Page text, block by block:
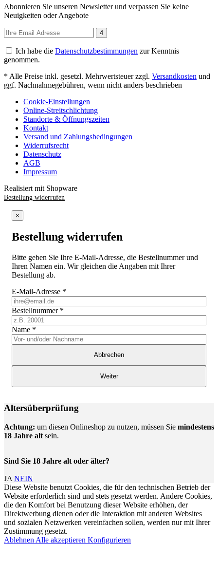
Abonnieren Sie unseren Newsletter und verpassen Sie keine
Neuigkeiten oder Angebote
4
Ich habe die Datenschutzbestimmungen zur Kenntnis
genommen.
* Alle Preise inkl. gesetzl. Mehrwertsteuer zzgl. Versandkosten und
ggf. Nachnahmegebühren, wenn nicht anders beschrieben
Cookie-Einstellungen
Online-Streitschlichtung
Standorte & Öffnungszeiten
Kontakt
Versand und Zahlungsbedingungen
Widerrufsrecht
Datenschutz
AGB
Impressum
Realisiert mit Shopware
Bestellung widerrufen
×
Bestellung widerrufen
Bitte geben Sie Ihre E-Mail-Adresse, die Bestellnummer und
Ihren Namen ein. Wir gleichen die Angaben mit Ihrer
Bestellung ab.
E-Mail-Adresse *
Bestellnummer *
Name *
Abbrechen
Weiter
Altersüberprüfung
Achtung: um diesen Onlineshop zu nutzen, müssen Sie mindestens
18 Jahre alt sein.
Sind Sie 18 Jahre alt oder älter?
JA NEIN
Diese Website benutzt Cookies, die für den technischen Betrieb der
Website erforderlich sind und stets gesetzt werden. Andere Cookies,
die den Komfort bei Benutzung dieser Website erhöhen, der
Direktwerbung dienen oder die Interaktion mit anderen Websites
und sozialen Netzwerken vereinfachen sollen, werden nur mit Ihrer
Zustimmung gesetzt.
Ablehnen Alle akzeptieren Konfigurieren